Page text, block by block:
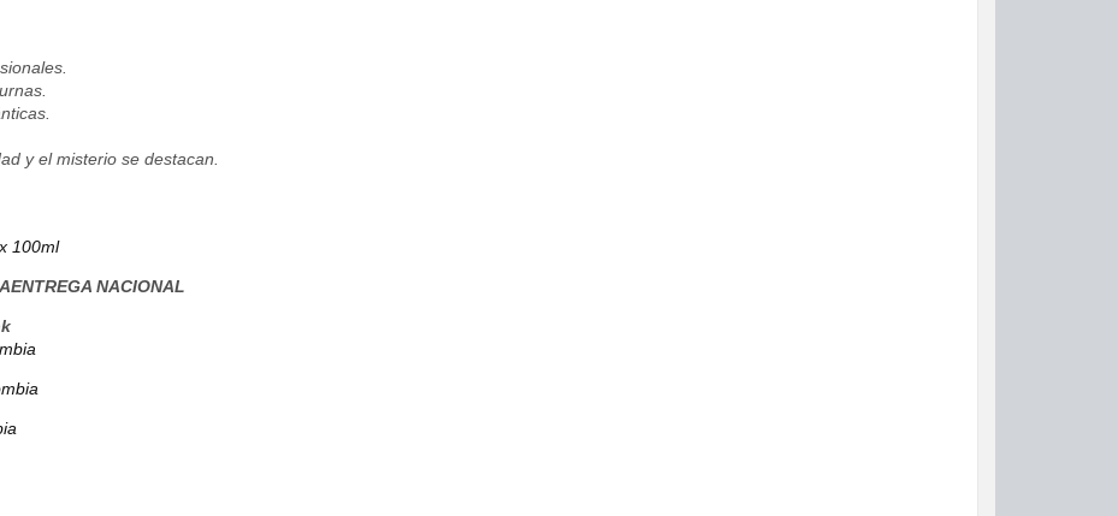
y el misterio se destacan.
100ml
NACIONAL